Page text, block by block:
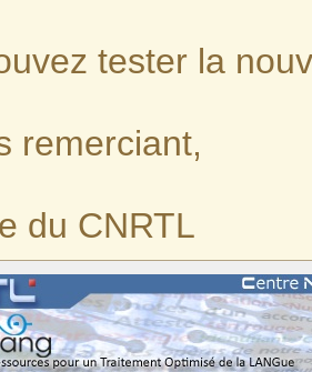
tester la
remerciant,
du CNRTL